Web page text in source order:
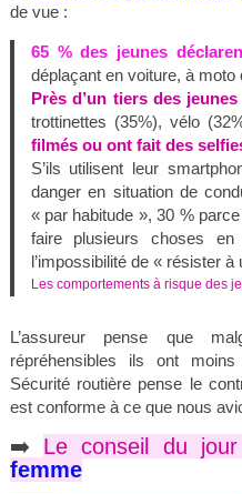
de vue :
65 % des jeunes
déplaçant en voiture, à moto
Près d’un tiers des jeunes
trottinettes (35%), vélo
filmés ou ont fait des
S’ils utilisent leur
danger en situation de
« par habitude », 30 %
faire plusieurs choses
l’impossibilité de « résister à
Les comportements à risque des
L’assureur pense que
répréhensibles ils ont
Sécurité routière pense le
est conforme à ce que nous
➡️ Le conseil du
femme